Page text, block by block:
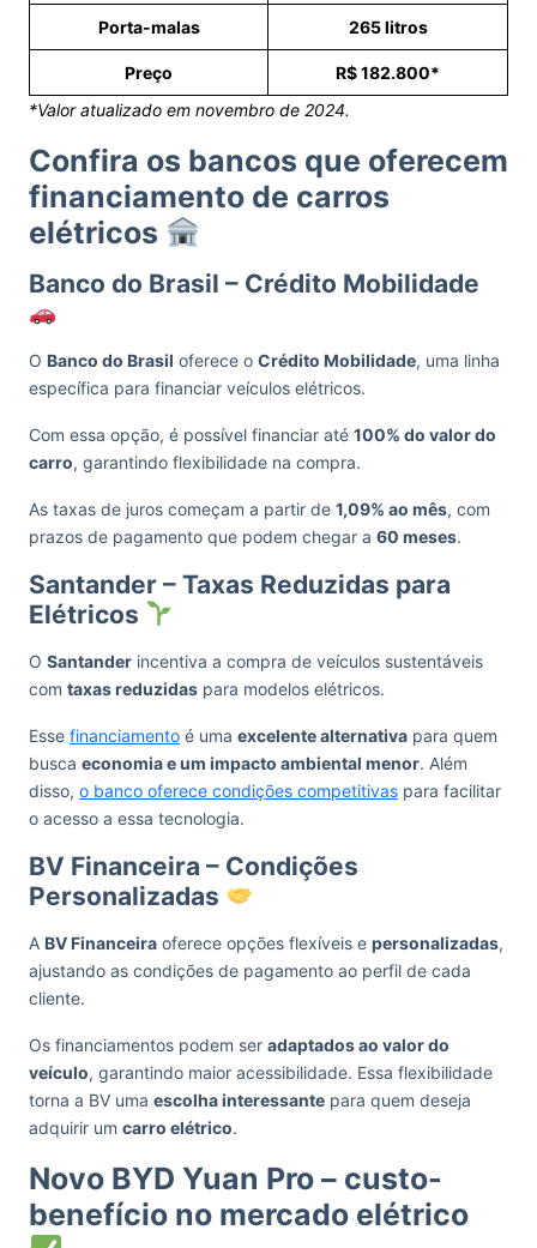
Porta-malas 265 litros
Preço
R$ 182.800*
*Valor atualizado em novembro de 2024.
Confira os bancos que oferecem
financiamento de carros
elétricos
Banco do Brasil – Crédito Mobilidade
O Banco do Brasil oferece o Crédito Mobilidade, uma linha
específica para financiar veículos elétricos.
Com essa opção, é possível financiar até 100% do valor do
carro, garantindo flexibilidade na compra.
As taxas de juros começam a partir de 1,09% ao mês, com
prazos de pagamento que podem chegar a 60 meses.
Santander – Taxas Reduzidas para
Elétricos
O Santander incentiva a compra de veículos sustentáveis
com taxas reduzidas para modelos elétricos.
Esse financiamento é uma excelente alternativa para quem
busca economia e um impacto ambiental menor. Além
disso, o banco oferece condições competitivas para facilitar
o acesso a essa tecnologia.
BV Financeira – Condições
Personalizadas
A BV Financeira oferece opções flexíveis e personalizadas,
ajustando as condições de pagamento ao perfil de cada
cliente.
Os financiamentos podem ser adaptados ao valor do
veículo, garantindo maior acessibilidade. Essa flexibilidade
torna a BV uma escolha interessante para quem deseja
adquirir um carro elétrico.
Novo BYD Yuan Pro – custo-
benefício no mercado elétrico